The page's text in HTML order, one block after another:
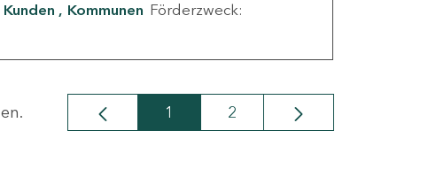
Kommunen Förderzweck:
Seite
1 Seite
2